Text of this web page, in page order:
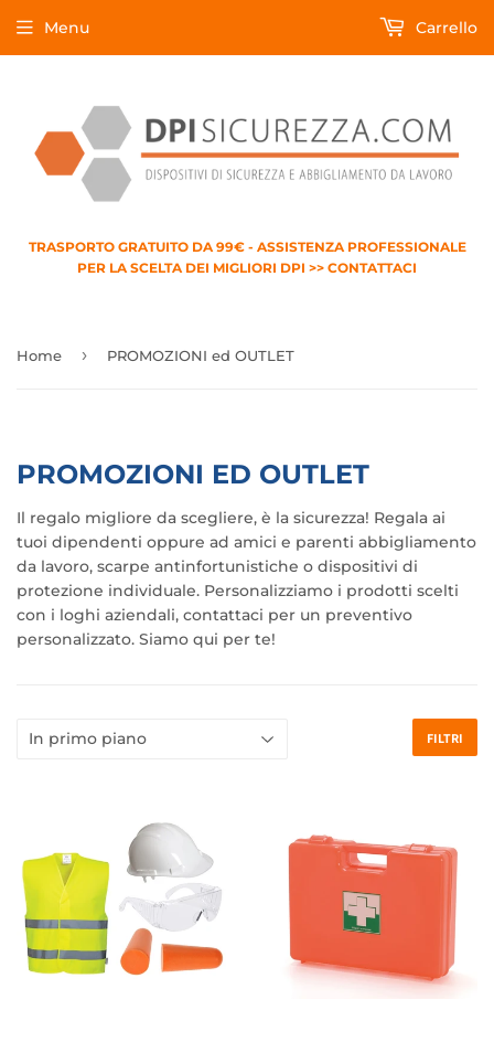
TRASPORTO GRATUITO DA 99€ - ASSISTENZA PROFESSIONALE
PER LA SCELTA DEI MIGLIORI DPI >> CONTATTACI
Menu Carrello
Home › PROMOZIONI ed OUTLET
PROMOZIONI ED OUTLET
Il regalo migliore da scegliere, è la sicurezza! Regala ai
tuoi dipendenti oppure ad amici e parenti abbigliamento
da lavoro, scarpe antinfortunistiche o dispositivi di
protezione individuale. Personalizziamo i prodotti scelti
con i loghi aziendali, contattaci per un preventivo
personalizzato. Siamo qui per te!
FILTRI